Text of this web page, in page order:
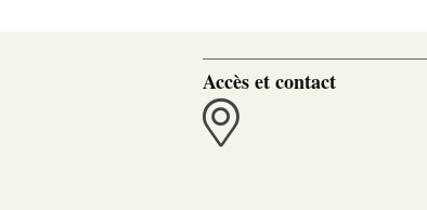
Accès et contact